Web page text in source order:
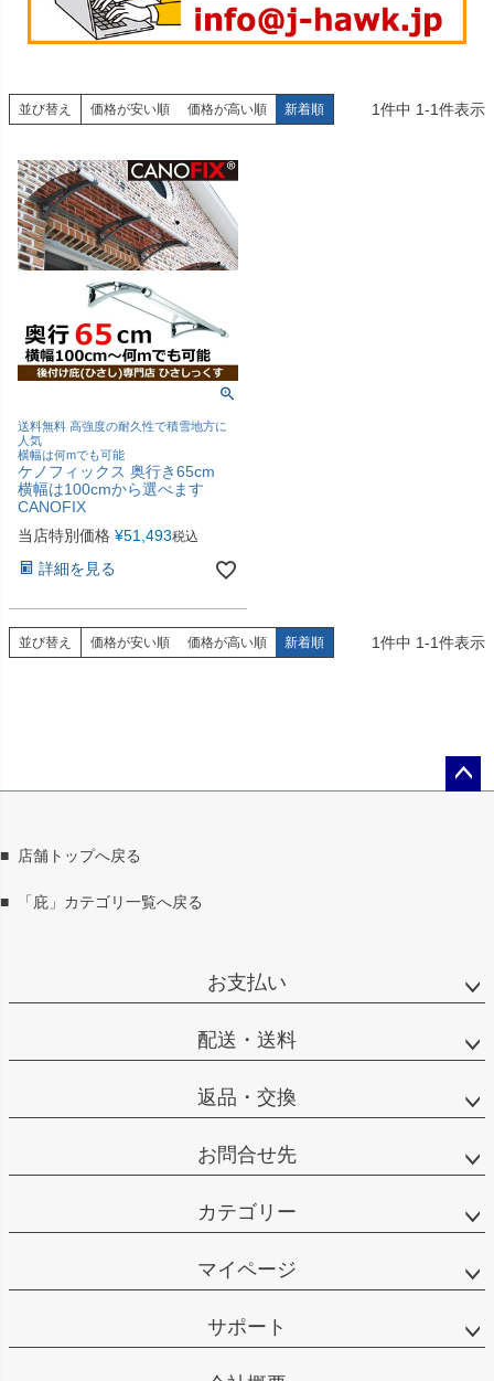
並び替え 価格が安い順 価格が高い順 新着順 1件中 1-1件表示
送料無料 高強度の耐久性で積雪地方に
人気
横幅は何mでも可能
ケノフィックス 奥行き65cm
横幅は100cmから選べます
CANOFIX
当店特別価格 ¥51,493税込
詳細を見る
並び替え 価格が安い順 価格が高い順 新着順 1件中 1-1件表示
■ 店舗トップへ戻る
■ 「庇」カテゴリ一覧へ戻る
お支払い
配送・送料
返品・交換
お問合せ先
カテゴリー
マイページ
サポート